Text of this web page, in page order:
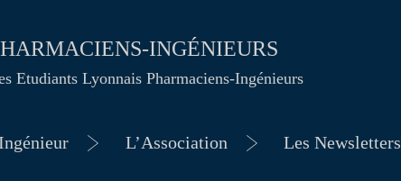
INGÉNIEURS
Etudiants Lyonnais Pharmaciens-Ingénieurs
Ouvrir
L’Association
Ouvrir
Les Newsletters